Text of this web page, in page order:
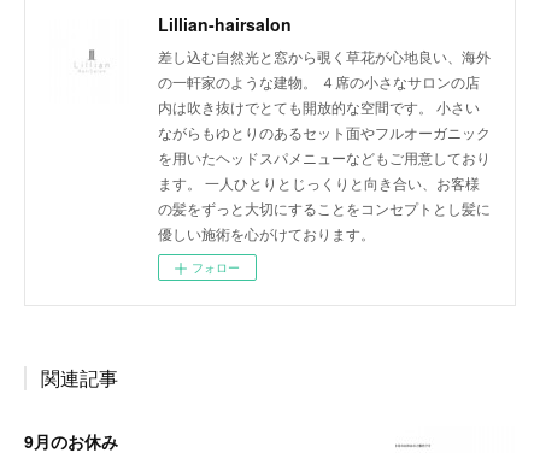
Lillian-hairsalon
差し込む自然光と窓から覗く草花が心地良い、海外
の一軒家のような建物。 ４席の小さなサロンの店
内は吹き抜けでとても開放的な空間です。 小さい
ながらもゆとりのあるセット面やフルオーガニック
を用いたヘッドスパメニューなどもご用意しており
ます。 一人ひとりとじっくりと向き合い、お客様
の髪をずっと大切にすることをコンセプトとし髪に
優しい施術を心がけております。
フォロー
関連記事
9月のお休み